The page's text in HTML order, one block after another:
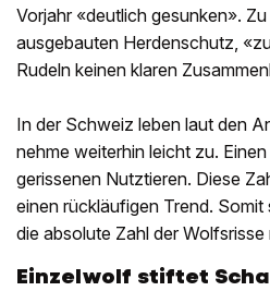
Vorjahr «deutlich gesunken».
ausgebauten Herdenschutz,
Rudeln keinen klaren
In der Schweiz leben laut den
nehme weiterhin leicht zu.
gerissenen Nutztieren. Diese
einen rückläufigen Trend.
die absolute Zahl der Wolfsrisse
Einzelwolf stiftet